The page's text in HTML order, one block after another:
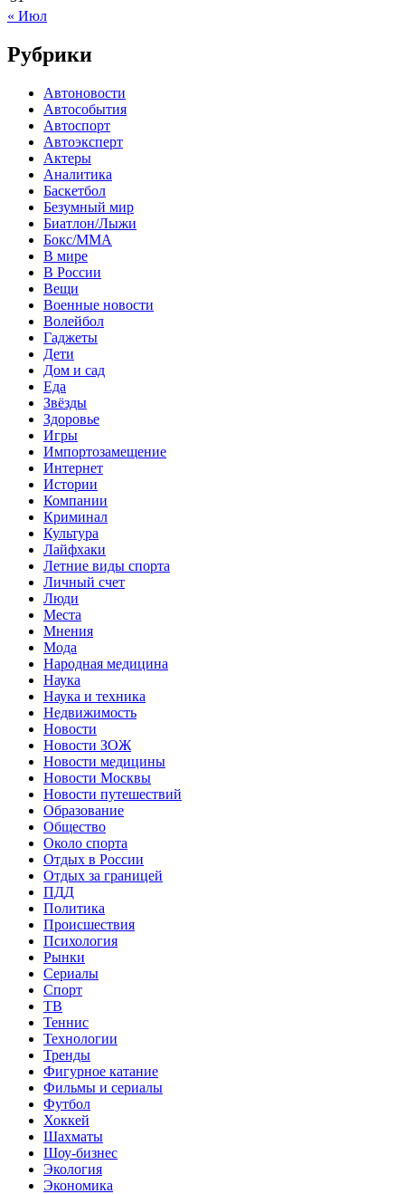
« Июл
Рубрики
Автоновости
Автособытия
Автоспорт
Автоэксперт
Актеры
Аналитика
Баскетбол
Безумный мир
Биатлон/Лыжи
Бокс/MMA
В мире
В России
Вещи
Военные новости
Волейбол
Гаджеты
Дети
Дом и сад
Еда
Звёзды
Здоровье
Игры
Импортозамещение
Интернет
Истории
Компании
Криминал
Культура
Лайфхаки
Летние виды спорта
Личный счет
Люди
Места
Мнения
Мода
Народная медицина
Наука
Наука и техника
Недвижимость
Новости
Новости ЗОЖ
Новости медицины
Новости Москвы
Новости путешествий
Образование
Общество
Около спорта
Отдых в России
Отдых за границей
ПДД
Политика
Происшествия
Психология
Рынки
Сериалы
Спорт
ТВ
Теннис
Технологии
Тренды
Фигурное катание
Фильмы и сериалы
Футбол
Хоккей
Шахматы
Шоу-бизнес
Экология
Экономика